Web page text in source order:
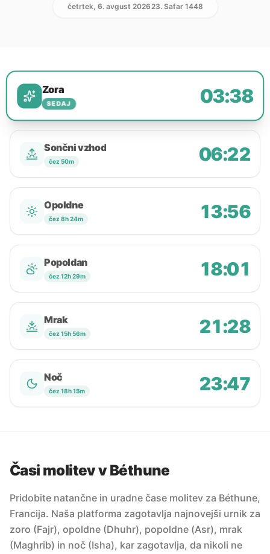
četrtek, 6. avgust 202623. Safar 1448
Zora
SEDAJ 03:38
Sončni vzhod
čez 50m 06:22
Opoldne
čez 8h 24m 13:56
Popoldan
čez 12h 29m 18:01
Mrak
čez 15h 56m 21:28
Noč
čez 18h 15m 23:47
Časi molitev v Béthune
Pridobite natančne in uradne čase molitev za Béthune,
Francija. Naša platforma zagotavlja najnovejši urnik za
zoro (Fajr), opoldne (Dhuhr), popoldne (Asr), mrak
(Maghrib) in noč (Isha), kar zagotavlja, da nikoli ne